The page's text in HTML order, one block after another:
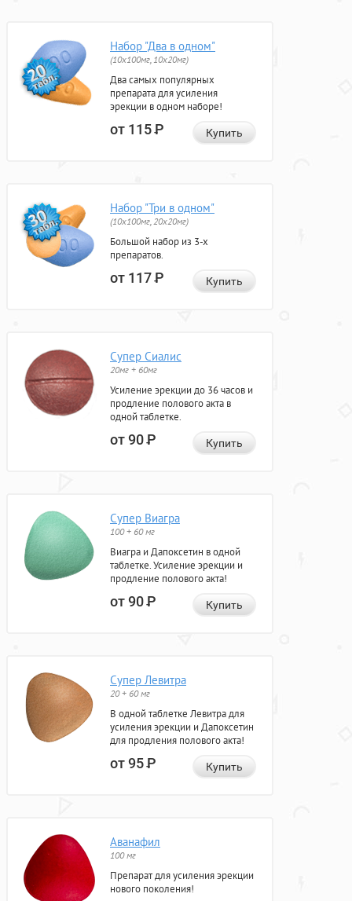
Набор "Два в одном"
(10x100мг, 10x20мг)
Два самых популярных
препарата для усиления
эрекции в одном наборе!
от 115Р Купить
Набор "Три в одном"
(10x100мг, 20x20мг)
Большой набор из 3-х
препаратов.
от 117Р Купить
Супер Сиалис
20мг + 60мг
Усиление эрекции до 36 часов и
продление полового акта в
одной таблетке.
от 90Р Купить
Супер Виагра
100 + 60 мг
Виагра и Дапоксетин в одной
таблетке. Усиление эрекции и
продление полового акта!
от 90Р Купить
Супер Левитра
20 + 60 мг
В одной таблетке Левитра для
усиления эрекции и Дапоксетин
для продления полового акта!
от 95Р Купить
Аванафил
100 мг
Препарат для усиления эрекции
нового поколения!